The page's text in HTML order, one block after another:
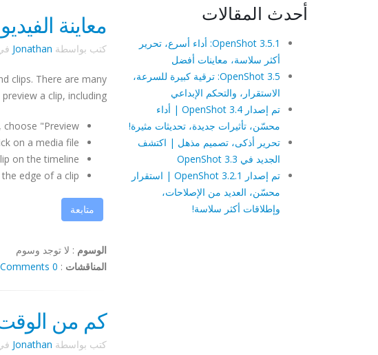
معاينة
كتب بواسطة Jonathan
clips. There are many
a clip, including:
"Preview"
on a media file
on the timeline
edge of a clip ...
متابعة
الوسوم : لا توجد وسوم
المناقشات :
0 Comments
كم من
كتب بواسطة Jonathan
أحدث المقالات
OpenShot 3.5.1: أداء أسرع، تحرير
أكثر سلاسة، معاينات أفضل
OpenShot 3.5: ترقية كبيرة للسرعة،
الاستقرار، والتحكم الإبداعي
تم إصدار OpenShot 3.4 | أداء
محسّن، تأثيرات جديدة، تحديثات مثيرة!
تحرير أذكى، تصميم مذهل | اكتشف
الجديد في OpenShot 3.3
تم إصدار OpenShot 3.2.1 | استقرار
محسّن، العديد من الإصلاحات،
وإطلاقات أكثر سلاسة!